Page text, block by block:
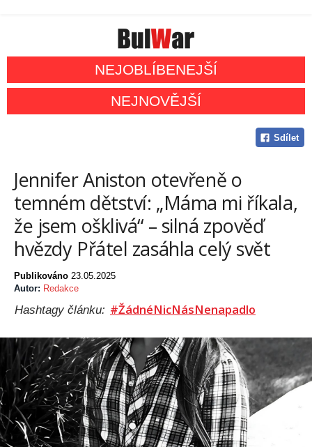
NEJOBLÍBENEJŠÍ
NEJNOVĚJŠÍ
Sdílet
Jennifer Aniston otevřeně o
temném dětství: „Máma mi říkala,
že jsem ošklivá“ – silná zpověď
hvězdy Přátel zasáhla celý svět
Publikováno 23.05.2025
Autor: Redakce
Hashtagy článku: #ŽádnéNicNásNenapadlo